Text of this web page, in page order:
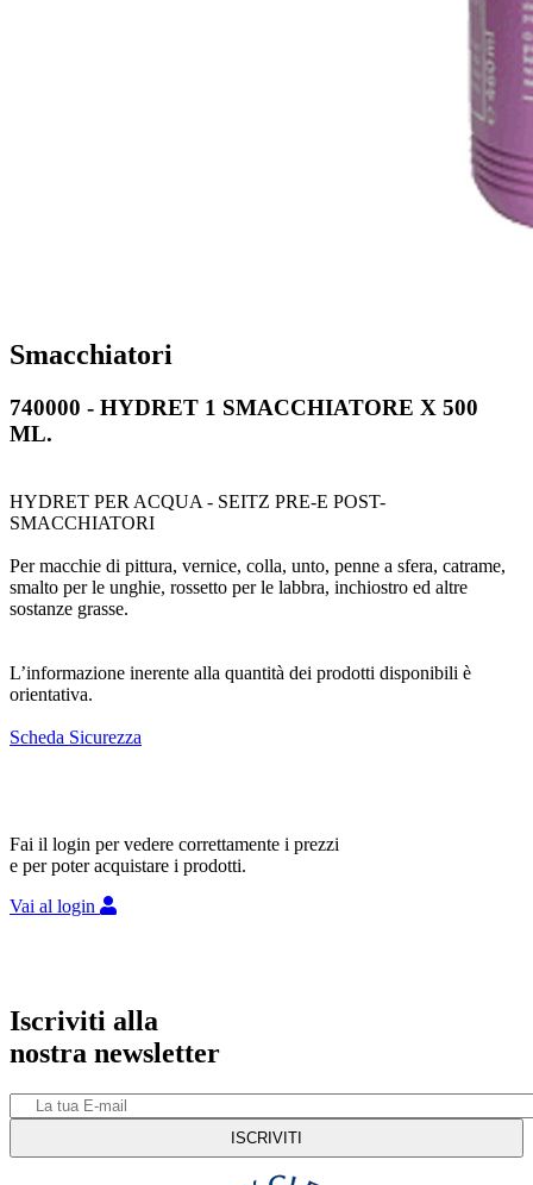
Smacchiatori
740000 - HYDRET 1 SMACCHIATORE X 500
ML.
HYDRET PER ACQUA - SEITZ PRE-E POST-
SMACCHIATORI
Per macchie di pittura, vernice, colla, unto, penne a sfera, catrame,
smalto per le unghie, rossetto per le labbra, inchiostro ed altre
sostanze grasse.
L’informazione inerente alla quantità dei prodotti disponibili è
orientativa.
Scheda Sicurezza
Fai il login per vedere correttamente i prezzi
e per poter acquistare i prodotti.
Vai al login
Iscriviti alla
nostra newsletter